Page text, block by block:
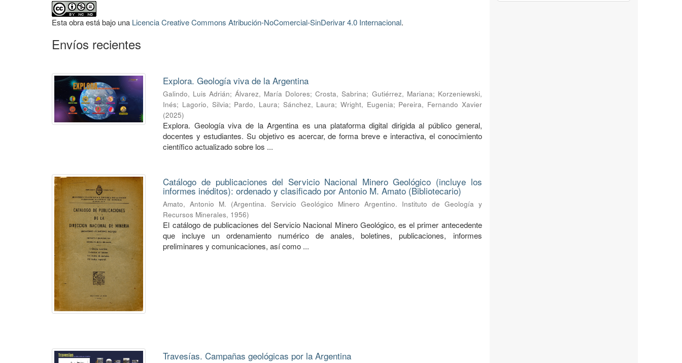
Esta obra está bajo una Licencia Creative Commons Atribución-NoComercial-SinDerivar 4.0 Internacional.
Envíos recientes
Explora. Geología viva de la Argentina
Galindo, Luis Adrián;Álvarez, María Dolores;Crosta, Sabrina; Gutiérrez, Mariana; Korzeniewski,
Inés; Lagorio, Silvia; Pardo, Laura; Sánchez, Laura; Wright, Eugenia; Pereira, Fernando Xavier
(2025)
Explora. Geología viva de la Argentina es una plataforma digital dirigida al público general,
docentes y estudiantes. Su objetivo es acercar, de forma breve e interactiva, el conocimiento
científico actualizado sobre los ...
Catálogo de publicaciones del Servicio Nacional Minero Geológico (incluye los
informes inéditos): ordenado y clasificado por Antonio M. Amato (Bibliotecario)
Amato, Antonio M. (Argentina. Servicio Geológico Minero Argentino. Instituto de Geología y
Recursos Minerales, 1956)
El catálogo de publicaciones del Servicio Nacional Minero Geológico, es el primer antecedente
que incluye un ordenamiento numérico de anales, boletines, publicaciones, informes
preliminares y comunicaciones, así como ...
Travesías. Campañas geológicas por la Argentina